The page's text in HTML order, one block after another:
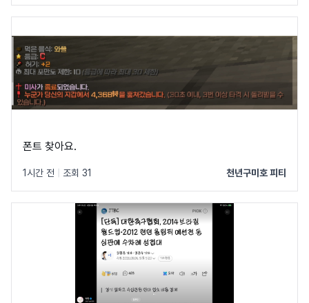
폰트 찾아요.
1시간 전 조회 31 천년구미호 피티